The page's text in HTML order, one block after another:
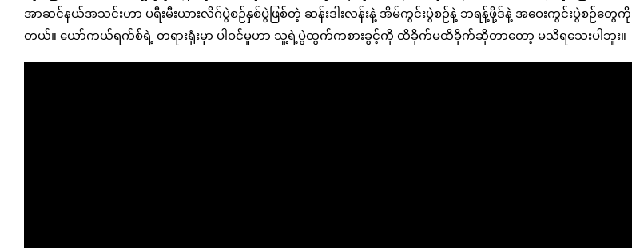
အာဆင်နယ်အသင်းဟာ ပရီးမီးယားလိဂ်ပွဲစဉ်နှစ်ပွဲဖြစ်တဲ့ ဆန်းဒါးလန်းနဲ့ အိမ်ကွင်းပွဲစဉ်နဲ့ ဘရန့်ဖို့ဒ်နဲ့ အဝေးကွင်းပွဲစဉ်တွေကို က
တယ်။ ယော်ကယ်ရက်စ်ရဲ့ တရားရုံးမှာ ပါဝင်မှုဟာ သူ့ရဲ့ပွဲထွက်ကစားခွင့်ကို ထိခိုက်မထိခိုက်ဆိုတာတော့ မသိရသေးပါဘူး။